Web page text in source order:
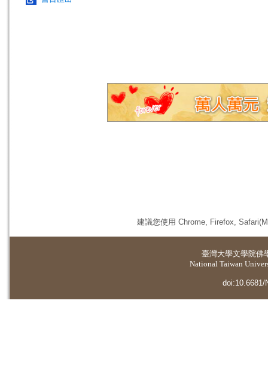
建議您使用 Chrome, Firefox,
臺灣大學文學院佛
National Taiwan
doi:10.6681/